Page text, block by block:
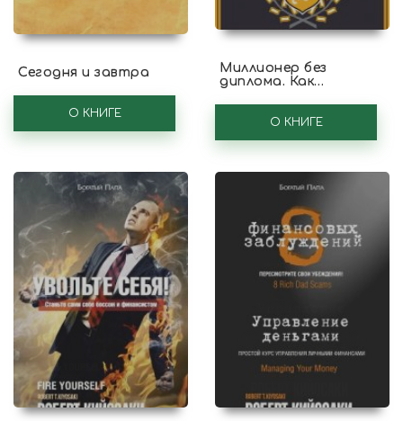
Сегодня и завтра
О КНИГЕ
Миллионер без
диплома. Как
традиционного
образования
О КНИГЕ